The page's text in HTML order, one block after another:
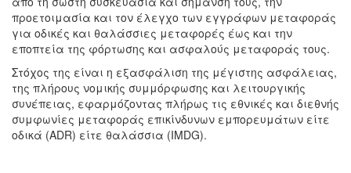
προετοιμασία και τον έλεγχο των εγγράφων μεταφοράς
για οδικές και θαλάσσιες μεταφορές έως και την
εποπτεία της φόρτωσης και ασφαλούς μεταφοράς τους.
Στόχος της είναι η εξασφάλιση της μέγιστης ασφάλειας,
της πλήρους νομικής συμμόρφωσης και λειτουργικής
συνέπειας, εφαρμόζοντας πλήρως τις εθνικές και διεθνής
συμφωνίες μεταφοράς επικίνδυνων εμπορευμάτων είτε
οδικά (ADR) είτε θαλάσσια (IMDG).